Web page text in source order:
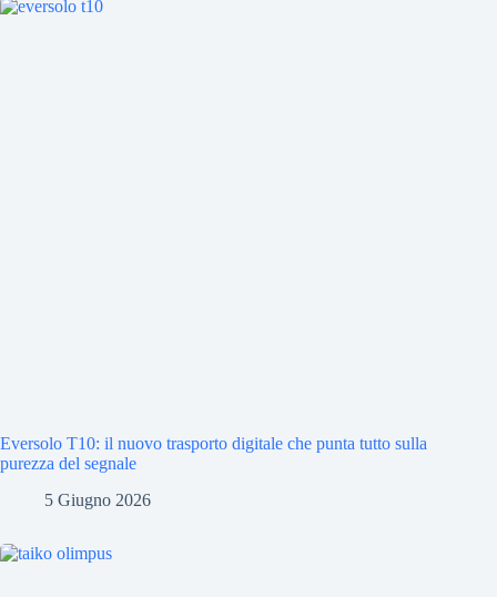
Eversolo T10: il nuovo trasporto digitale che punta tutto sulla
purezza del segnale
5 Giugno 2026